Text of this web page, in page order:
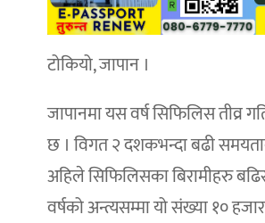
टोकियो, जापान ।
जापानमा यस वर्ष सिफिलिस तीव्र
छ । विगत २ दशकभन्दा बढी
अहिले सिफिलिसका बिरामीहरु
वर्षको अन्त्यसम्मा यो संख्या १० हजार